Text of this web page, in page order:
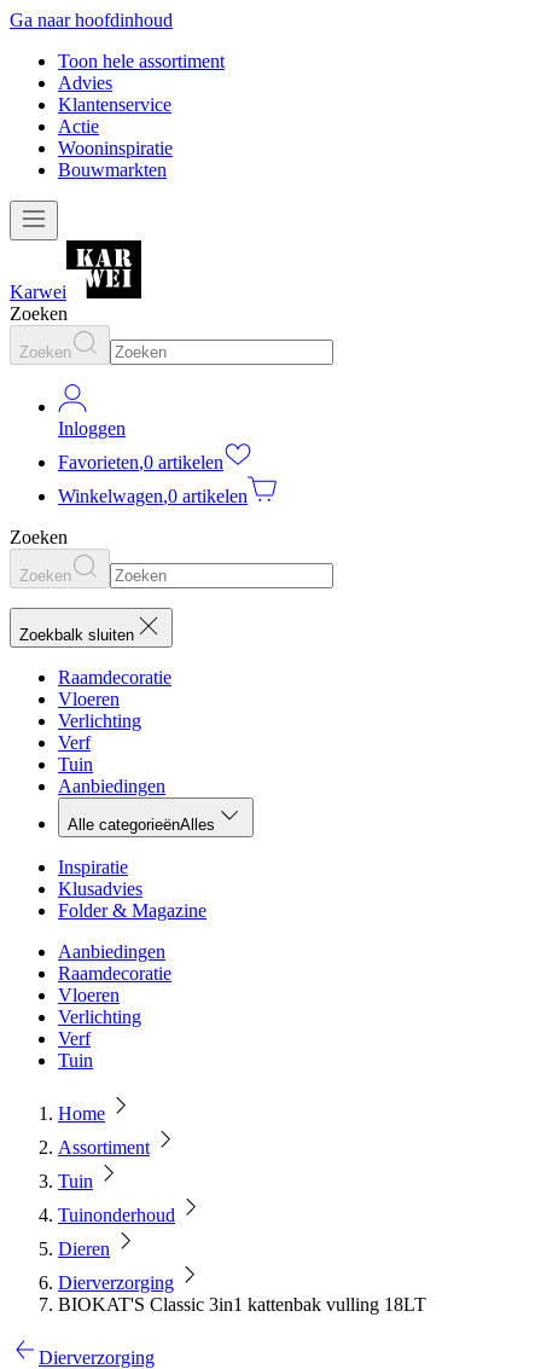
Ga naar hoofdinhoud
Toon hele assortiment
Advies
Klantenservice
Actie
Wooninspiratie
Bouwmarkten
Karwei
Zoeken
Zoeken
Inloggen
Favorieten,0 artikelen
Winkelwagen,0 artikelen
Zoeken
Zoeken
Zoekbalk sluiten
Raamdecoratie
Vloeren
Verlichting
Verf
Tuin
Aanbiedingen
Alle categorieënAlles
Inspiratie
Klusadvies
Folder & Magazine
Aanbiedingen
Raamdecoratie
Vloeren
Verlichting
Verf
Tuin
Home
Assortiment
Tuin
Tuinonderhoud
Dieren
Dierverzorging
BIOKAT'S Classic 3in1 kattenbak vulling 18LT
Dierverzorging